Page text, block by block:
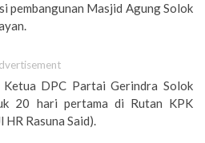
pembangunan Masjid Agung Solok
Ketua DPC Partai Gerindra Solok
20 hari pertama di Rutan KPK
HR Rasuna Said).